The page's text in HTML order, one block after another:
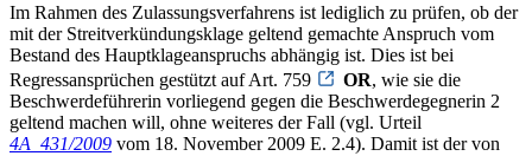
Im Rahmen des Zulassungsverfahrens ist lediglich zu prüfen, ob der
mit der Streitverkündungsklage geltend gemachte Anspruch vom
Bestand des Hauptklageanspruchs abhängig ist. Dies ist bei
Regressansprüchen gestützt auf Art. 759
OR, wie sie die
Beschwerdeführerin vorliegend gegen die Beschwerdegegnerin 2
geltend machen will, ohne weiteres der Fall (vgl. Urteil
4A_431/2009 vom 18. November 2009 E. 2.4). Damit ist der von